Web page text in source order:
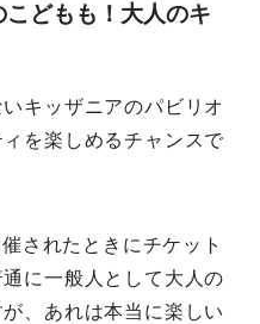
どもも！大人のキ
キッザニアのパビリオ
を楽しめるチャンスで
されたときにチケット
に一般人として大人の
、あれは本当に楽しい